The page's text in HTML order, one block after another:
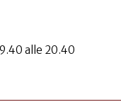
alle 20.40